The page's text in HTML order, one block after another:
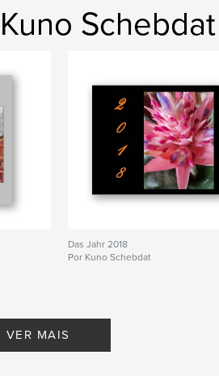
Schebdat
Das Jahr 2018
Por Kuno Schebdat
VER MAIS